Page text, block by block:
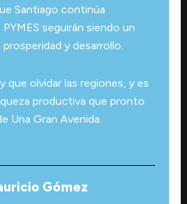
Santiago continúa
seguirán siendo un
y desarrollo.
que olvidar las regiones, y es
productiva que pronto
Una Gran Avenida.
Gómez